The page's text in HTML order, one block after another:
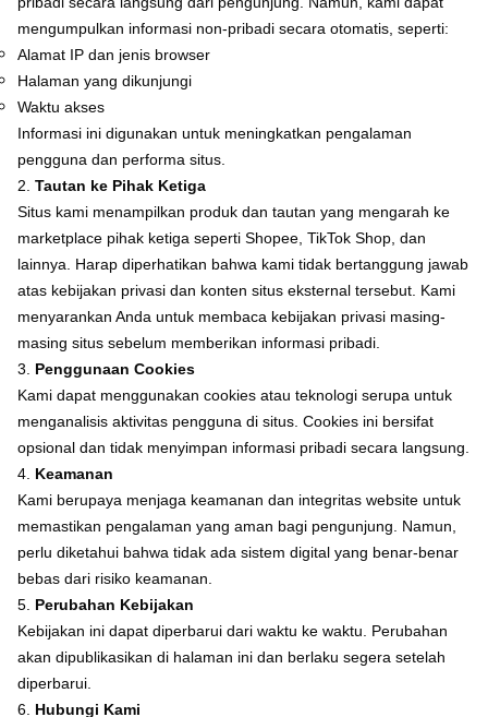
mengumpulkan informasi non-pribadi secara otomatis, seperti:
Alamat IP dan jenis browser
Halaman yang dikunjungi
Waktu akses
Informasi ini digunakan untuk meningkatkan pengalaman
pengguna dan performa situs.
2. Tautan ke Pihak Ketiga
Situs kami menampilkan produk dan tautan yang mengarah ke
marketplace pihak ketiga seperti Shopee, TikTok Shop, dan
lainnya. Harap diperhatikan bahwa kami tidak bertanggung jawab
atas kebijakan privasi dan konten situs eksternal tersebut. Kami
menyarankan Anda untuk membaca kebijakan privasi masing-
masing situs sebelum memberikan informasi pribadi.
3. Penggunaan Cookies
Kami dapat menggunakan cookies atau teknologi serupa untuk
menganalisis aktivitas pengguna di situs. Cookies ini bersifat
opsional dan tidak menyimpan informasi pribadi secara langsung.
4. Keamanan
Kami berupaya menjaga keamanan dan integritas website untuk
memastikan pengalaman yang aman bagi pengunjung. Namun,
perlu diketahui bahwa tidak ada sistem digital yang benar-benar
bebas dari risiko keamanan.
5. Perubahan Kebijakan
Kebijakan ini dapat diperbarui dari waktu ke waktu. Perubahan
akan dipublikasikan di halaman ini dan berlaku segera setelah
diperbarui.
6. Hubungi Kami